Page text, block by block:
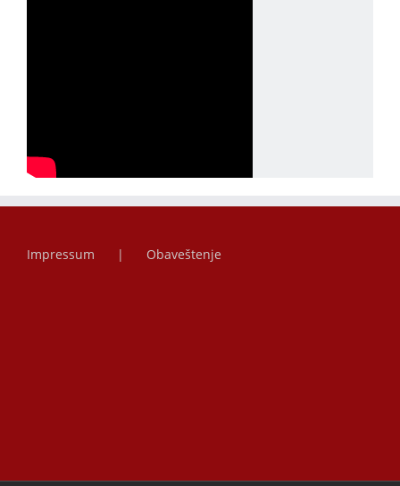
Impressum Obaveštenje